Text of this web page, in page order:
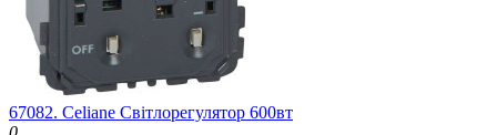
67082. Celiane Світлорегулятор 600вт